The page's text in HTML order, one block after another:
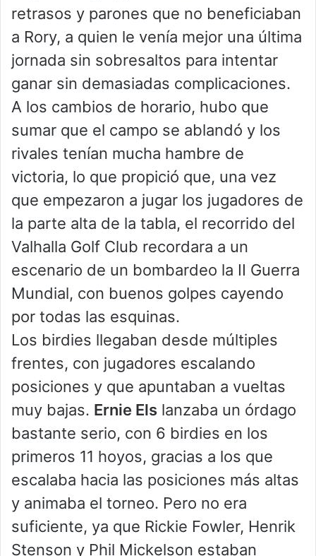
retrasos y parones que no beneficiaban
a Rory, a quien le venía mejor una última
jornada sin sobresaltos para intentar
ganar sin demasiadas complicaciones.
A los cambios de horario, hubo que
sumar que el campo se ablandó y los
rivales tenían mucha hambre de
victoria, lo que propició que, una vez
que empezaron a jugar los jugadores de
la parte alta de la tabla, el recorrido del
Valhalla Golf Club recordara a un
escenario de un bombardeo la II Guerra
Mundial, con buenos golpes cayendo
por todas las esquinas.
Los birdies llegaban desde múltiples
frentes, con jugadores escalando
posiciones y que apuntaban a vueltas
muy bajas. Ernie Els lanzaba un órdago
bastante serio, con 6 birdies en los
primeros 11 hoyos, gracias a los que
escalaba hacia las posiciones más altas
y animaba el torneo. Pero no era
suficiente, ya que Rickie Fowler, Henrik
Stenson y Phil Mickelson estaban